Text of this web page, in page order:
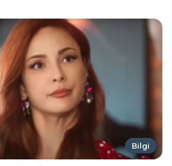
Bilgi